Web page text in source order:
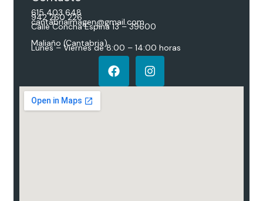
615 403 648
942 260 226
cantabriaimagen@gmail.com
Calle Concha Espina 13 – 39600
Maliaño (Cantabria)
Lunes – Viernes de 8:00 – 14:00 horas